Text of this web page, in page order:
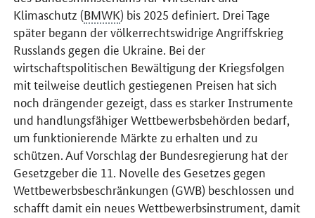
Klimaschutz (BMWK) bis 2025 definiert. Drei Tage
später begann der völkerrechtswidrige Angriffskrieg
Russlands gegen die Ukraine. Bei der
wirtschaftspolitischen Bewältigung der Kriegsfolgen
mit teilweise deutlich gestiegenen Preisen hat sich
noch drängender gezeigt, dass es starker Instrumente
und handlungsfähiger Wettbewerbsbehörden bedarf,
um funktionierende Märkte zu erhalten und zu
schützen. Auf Vorschlag der Bundesregierung hat der
Gesetzgeber die 11. Novelle des Gesetzes gegen
Wettbewerbsbeschränkungen (GWB) beschlossen und
schafft damit ein neues Wettbewerbsinstrument, damit